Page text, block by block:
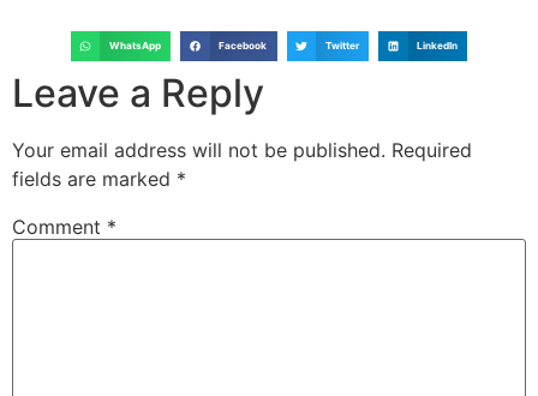
WhatsApp Facebook Twitter LinkedIn
Leave a Reply
Your email address will not be published. Required
fields are marked *
Comment *